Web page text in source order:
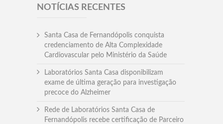
NOTÍCIAS RECENTES
Santa Casa de Fernandópolis conquista
credenciamento de Alta Complexidade
Cardiovascular pelo Ministério da Saúde
Laboratórios Santa Casa disponibilizam
exame de última geração para investigação
precoce do Alzheimer
Rede de Laboratórios Santa Casa de
Fernandópolis recebe certificação de Parceiro